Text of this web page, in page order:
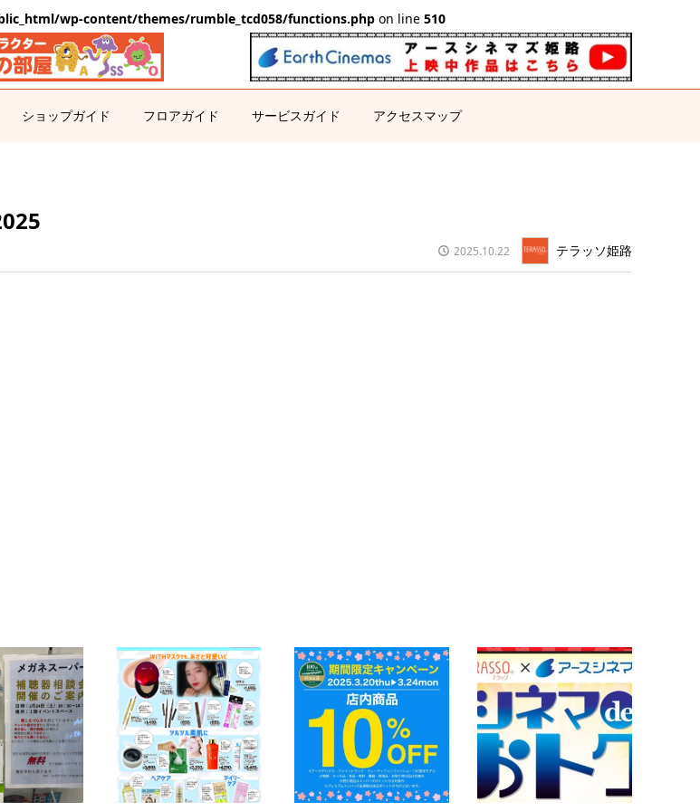
wp-content/themes/rumble_tcd058/functions.php on line 510
ショップガイド フロアガイド サービスガイド アクセスマップ
2025.10.22 テラッソ姫路